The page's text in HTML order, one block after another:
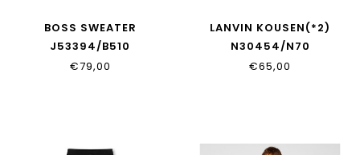
BOSS SWEATER
J53394/B510
€79,00
LANVIN KOUSEN(*2)
N30454/N70
€65,00